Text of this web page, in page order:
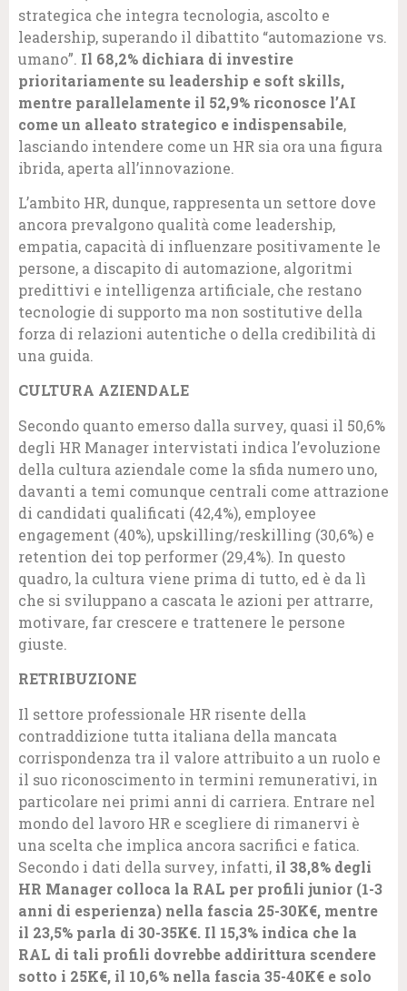
strategica che integra tecnologia, ascolto e
leadership, superando il dibattito “automazione vs.
umano”. Il 68,2% dichiara di investire
prioritariamente su leadership e soft skills,
mentre parallelamente il 52,9% riconosce l’AI
come un alleato strategico e indispensabile,
lasciando intendere come un HR sia ora una figura
ibrida, aperta all’innovazione.
L’ambito HR, dunque, rappresenta un settore dove
ancora prevalgono qualità come leadership,
empatia, capacità di influenzare positivamente le
persone, a discapito di automazione, algoritmi
predittivi e intelligenza artificiale, che restano
tecnologie di supporto ma non sostitutive della
forza di relazioni autentiche o della credibilità di
una guida.
CULTURA AZIENDALE
Secondo quanto emerso dalla survey, quasi il 50,6%
degli HR Manager intervistati indica l’evoluzione
della cultura aziendale come la sfida numero uno,
davanti a temi comunque centrali come attrazione
di candidati qualificati (42,4%), employee
engagement (40%), upskilling/reskilling (30,6%) e
retention dei top performer (29,4%). In questo
quadro, la cultura viene prima di tutto, ed è da lì
che si sviluppano a cascata le azioni per attrarre,
motivare, far crescere e trattenere le persone
giuste.
RETRIBUZIONE
Il settore professionale HR risente della
contraddizione tutta italiana della mancata
corrispondenza tra il valore attribuito a un ruolo e
il suo riconoscimento in termini remunerativi, in
particolare nei primi anni di carriera. Entrare nel
mondo del lavoro HR e scegliere di rimanervi è
una scelta che implica ancora sacrifici e fatica.
Secondo i dati della survey, infatti, il 38,8% degli
HR Manager colloca la RAL per profili junior (1-3
anni di esperienza) nella fascia 25-30K€, mentre
il 23,5% parla di 30-35K€. Il 15,3% indica che la
RAL di tali profili dovrebbe addirittura scendere
sotto i 25K€, il 10,6% nella fascia 35-40K€ e solo